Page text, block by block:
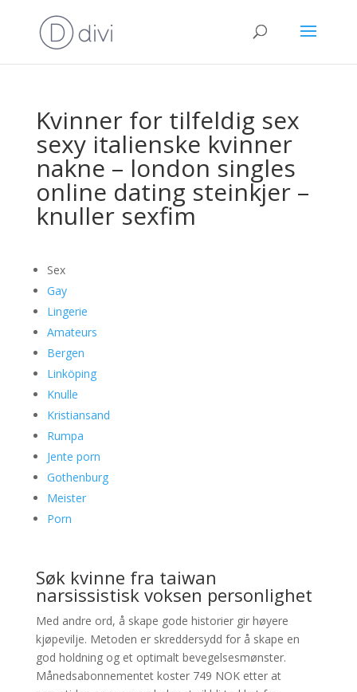
Kvinner for tilfeldig sex
sexy italienske kvinner
nakne – london singles
online dating steinkjer –
knuller sexfim
Sex
Gay
Lingerie
Amateurs
Bergen
Linköping
Knulle
Kristiansand
Rumpa
Jente porn
Gothenburg
Meister
Porn
Søk kvinne fra taiwan
narsissistisk voksen personlighet
Med andre ord, å skape gode historier gir høyere
kjøpevilje. Metoden er skreddersydd for å skape en
god holdning og et optimalt bevegelsesmønster.
Månedsabonnementet koster 749 NOK etter at